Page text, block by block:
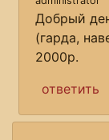
Добрый
(гарда,
2000р.
ответить